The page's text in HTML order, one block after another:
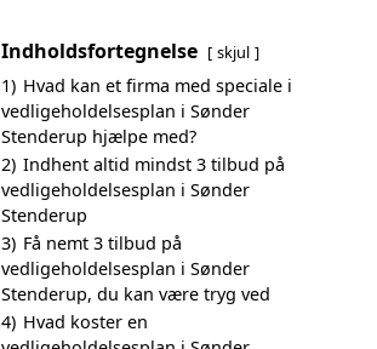
Indholdsfortegnelse skjul
1) Hvad kan et firma med speciale i
vedligeholdelsesplan i Sønder
Stenderup hjælpe med?
2) Indhent altid mindst 3 tilbud på
vedligeholdelsesplan i Sønder
Stenderup
3) Få nemt 3 tilbud på
vedligeholdelsesplan i Sønder
Stenderup, du kan være tryg ved
4) Hvad koster en